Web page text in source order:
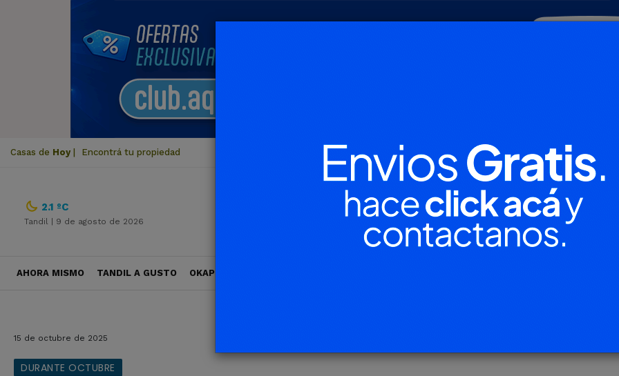
Casas de Hoy Encontrá tu propiedad
2.1 ºC
Tandil | 9 de agosto de 2026
AHORA MISMO TANDIL A GUSTO OKAPI VIAJES
15 de octubre de 2025
DURANTE OCTUBRE